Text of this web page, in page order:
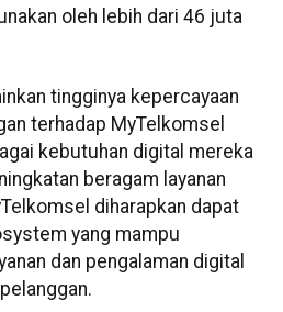
oleh lebih dari 46 juta
tingginya kepercayaan
terhadap MyTelkomsel
kebutuhan digital mereka
beragam layanan
diharapkan dapat
yang mampu
dan pengalaman digital